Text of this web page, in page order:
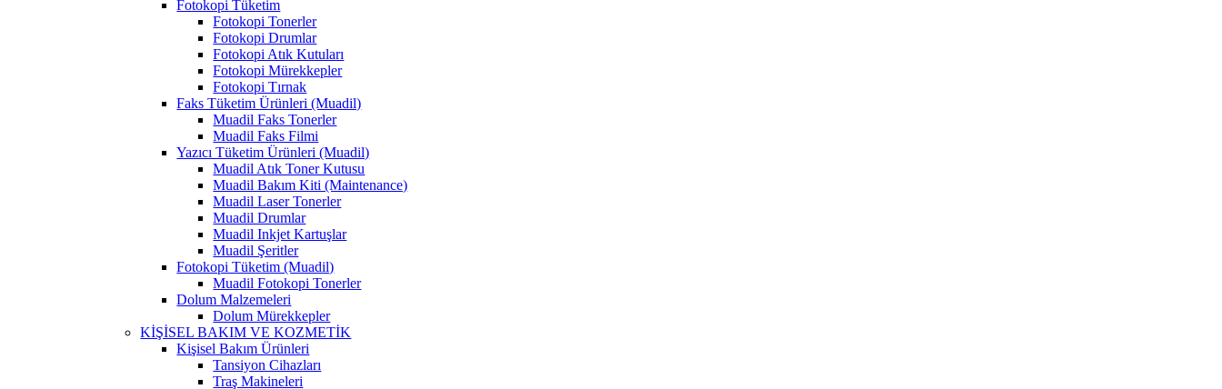
Fotokopi Tüketim
Fotokopi Tonerler
Fotokopi Drumlar
Fotokopi Atık Kutuları
Fotokopi Mürekkepler
Fotokopi Tırnak
Faks Tüketim Ürünleri (Muadil)
Muadil Faks Tonerler
Muadil Faks Filmi
Yazıcı Tüketim Ürünleri (Muadil)
Muadil Atık Toner Kutusu
Muadil Bakım Kiti (Maintenance)
Muadil Laser Tonerler
Muadil Drumlar
Muadil Inkjet Kartuşlar
Muadil Şeritler
Fotokopi Tüketim (Muadil)
Muadil Fotokopi Tonerler
Dolum Malzemeleri
Dolum Mürekkepler
KİŞİSEL BAKIM VE KOZMETİK
Kişisel Bakım Ürünleri
Tansiyon Cihazları
Traş Makineleri